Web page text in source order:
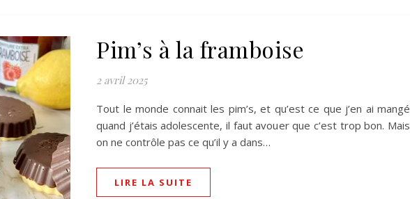
Pim’s à la framboise
2 avril 2025
Tout le monde connait les pim’s, et qu’est ce que j’en ai mangé
quand j’étais adolescente, il faut avouer que c’est trop bon. Mais
on ne contrôle pas ce qu’il y a dans…
LIRE LA SUITE